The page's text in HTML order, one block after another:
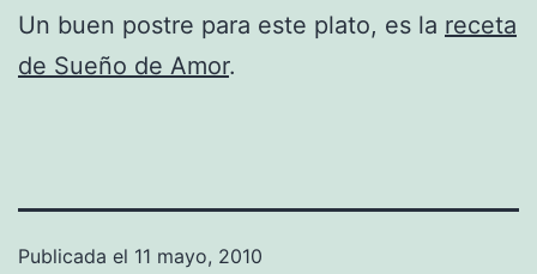
Un buen postre para este plato, es la receta
de Sueño de Amor.
Publicada el 11 mayo, 2010